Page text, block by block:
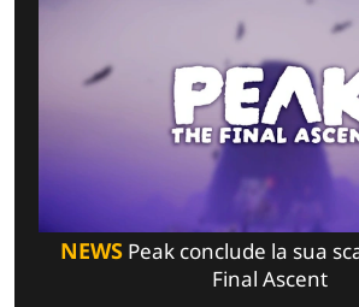
NEWSPeak conclude la sua
Final Ascent